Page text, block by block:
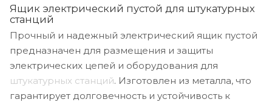
Ящик электрический пустой для штукатурных
станций
Прочный и надежный электрический ящик пустой
предназначен для размещения и защиты
электрических цепей и оборудования для
штукатурных станций. Изготовлен из металла, что
гарантирует долговечность и устойчивость к